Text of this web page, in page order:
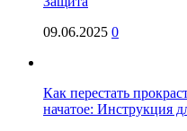
09.06.2025 0
Как перестать
начатое: Инструкция